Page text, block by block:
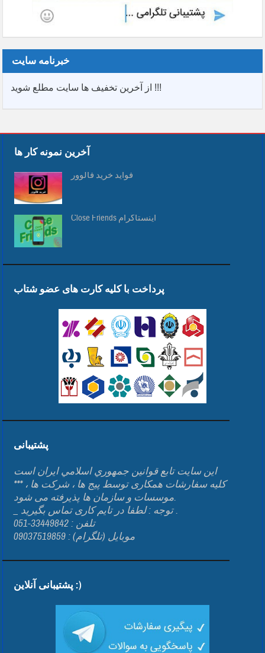
خبرنامه سایت
از آخرین تخفیف ها سایت مطلع شوید !!!
آخرین نمونه کار ها
فواید خرید فالوور
Close Friends اینستاگرام
پرداخت با کلیه کارت های عضو شتاب
پشتیبانی
اين سايت تابع قوانين جمهوري اسلامي ايران است
*** کلیه سفارشات همکاری توسط پیج ها ، شرکت ها ،
موسسات و سازمان ها پذیرفته می شود.
_ توجه : لطفا در تایم کاری تماس بگیرید .
تلفن : 33449842-051
موبایل (تلگرام) : 09037519859
پشتیبانی آنلاین :)